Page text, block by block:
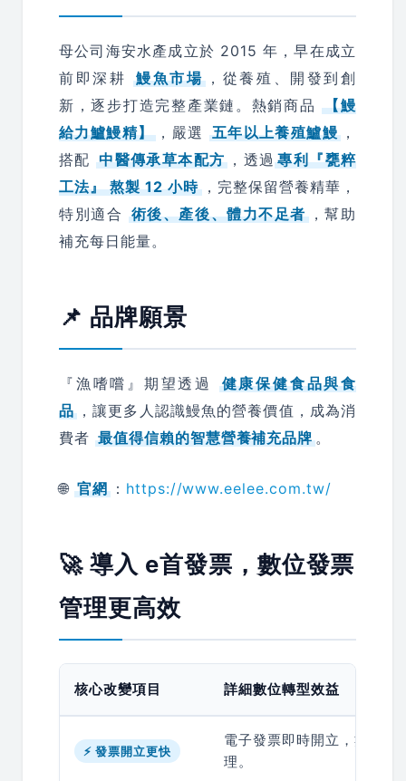
母公司海安水產成立於 2015 年，早在成立
前即深耕
鰻魚市場 ，從養殖、開發到創
新，逐步打造完整產業鏈。熱銷商品【鰻
給力鱸鰻精】 ，嚴選 五年以上養殖鱸鰻 ，
搭配中醫傳承草本配方 ，透過專利『甕粹
工法』 熬製 12 小時，完整保留營養精華，
特別適合 術後、產後、體力不足者，幫助
補充每日能量。
📌 品牌願景
『漁嗜嚐』期望透過
健康保健食品與食
品 ，讓更多人認識鰻魚的營養價值，成為消
費者 最值得信賴的智慧營養補充品牌。
🌐 官網： https://www.eelee.com.tw/
🚀 導入 e首發票，數位發票
管理更高效
核心改變項目 詳細數位轉型效益
⚡ 發票開立更快
電子發票即時開立，數秒內
理。